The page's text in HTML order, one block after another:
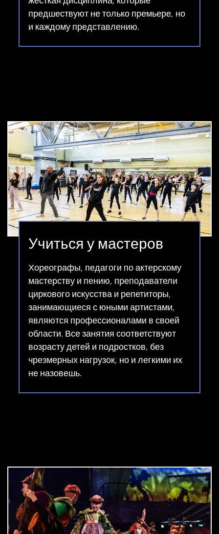
предшествуют не только премьере, но
и каждому представлению.
Учиться у мастеров
Хореографы, педагоги по актерскому
мастерству и пению, преподаватели
циркового искусства и репетиторы,
занимающиеся с юными артистами,
являются профессионалами в своей
области. Все занятия соответствуют
возрасту детей и подростков, без
чрезмерных нагрузок, но и легкими их
не назовешь.